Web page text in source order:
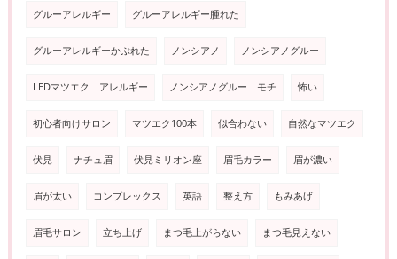
グルーアレルギー グルーアレルギー腫れた
グルーアレルギーかぶれた ノンシアノ ノンシアノグルー
LEDマツエク アレルギー ノンシアノグルー モチ 怖い
初心者向けサロン マツエク100本 似合わない 自然なマツエク
伏見 ナチュ眉 伏見ミリオン座 眉毛カラー 眉が濃い
眉が太い コンプレックス 英語 整え方 もみあげ
眉毛サロン 立ち上げ まつ毛上がらない まつ毛見えない